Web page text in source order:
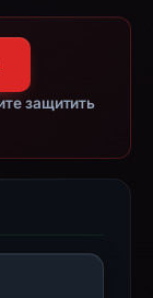
защитить